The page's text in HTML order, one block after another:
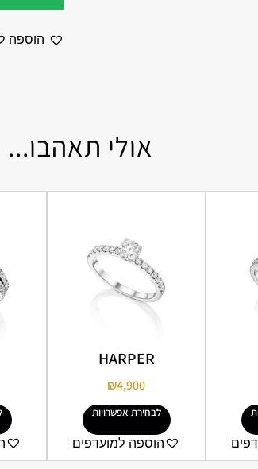
הוספה
אולי תאהבו...
HARPER
₪4,900
לבחירת אפשרויות
הוספה למועדפים